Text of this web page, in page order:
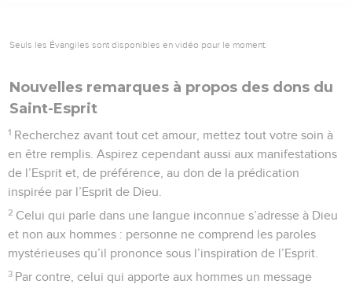
Seuls les Évangiles sont disponibles en vidéo pour le moment.
Nouvelles remarques à propos des dons du
Saint-Esprit
1 Recherchez avant tout cet amour, mettez tout votre soin à
en être remplis. Aspirez cependant aussi aux manifestations
de l’Esprit et, de préférence, au don de la prédication
inspirée par l’Esprit de Dieu.
2 Celui qui parle dans une langue inconnue s’adresse à Dieu
et non aux hommes : personne ne comprend les paroles
mystérieuses qu’il prononce sous l’inspiration de l’Esprit.
3 Par contre, celui qui apporte aux hommes un message